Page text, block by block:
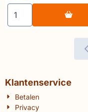
Aantal kiezen voor
Klantenservice
Betalen
Privacy